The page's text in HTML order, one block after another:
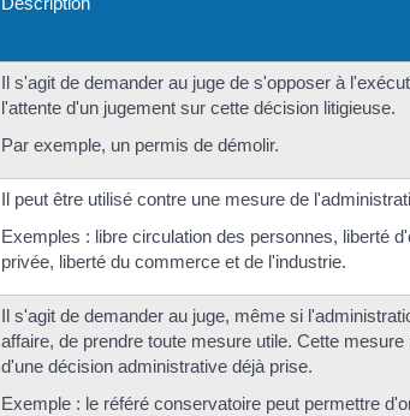
Il s'agit de demander au juge de s'opposer à
l'attente d'un jugement sur cette décision litigieuse.
Par exemple, un permis de démolir.
Il peut être utilisé contre une mesure de
Exemples : libre circulation des personnes, liberté
privée, liberté du commerce et de l'industrie.
Il s'agit de demander au juge, même si
affaire, de prendre toute mesure utile. Cette
d'une décision administrative déjà prise.
Exemple : le référé conservatoire peut permettre